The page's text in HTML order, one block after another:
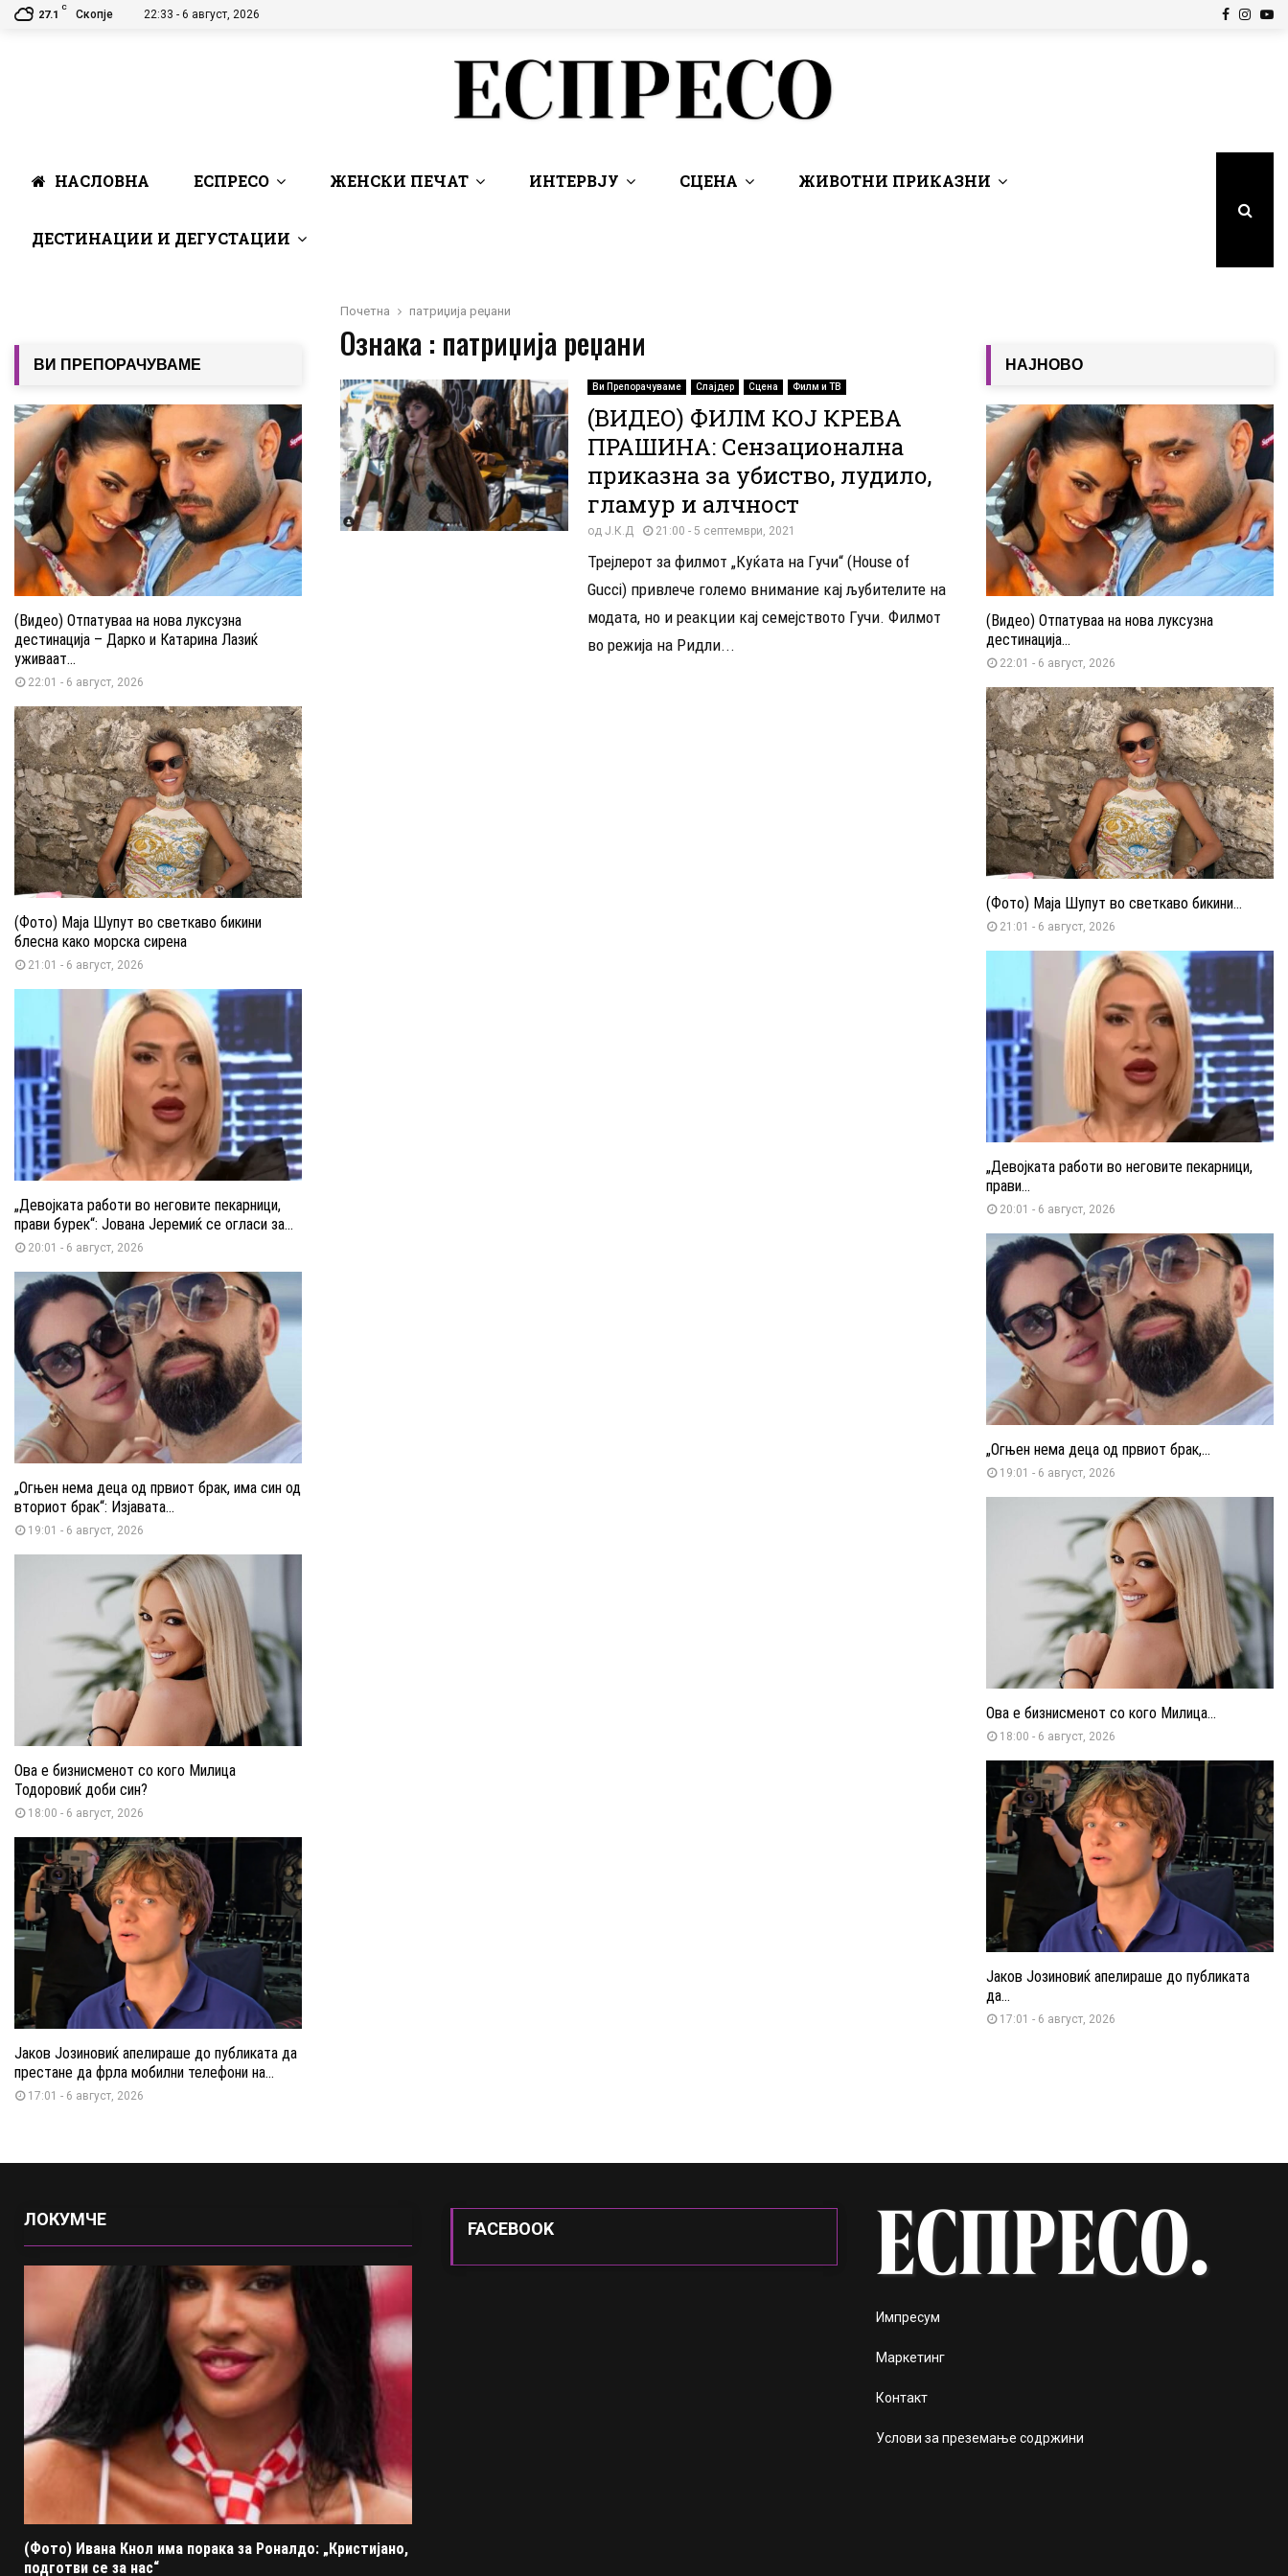
27.1
C
Скопје 22:33 - 6 август, 2026 Facebook
НАСЛОВНА ЕСПРЕСО ЖЕНСКИ ПЕЧАТ ИНТЕРВЈУ СЦЕНА ЖИВОТНИ ПРИКАЗНИ
ДЕСТИНАЦИИ И ДЕГУСТАЦИИ
Почетна патриџија реџани
Ознака : патриџија реџани
Ви Препорачуваме Слајдер Сцена Филм и ТВ
(ВИДЕО) ФИЛМ КОЈ КРЕВА
ПРАШИНА: Сензационална
приказна за убиство, лудило,
гламур и алчност
од Ј.К.Д 21:00 - 5 септември, 2021
Трејлерот за филмот „Куќата на Гучи“ (House of
Gucci) привлече големо внимание кај љубителите на
модата, но и реакции кај семејството Гучи. Филмот
во режија на Ридли...
ВИ ПРЕПОРАЧУВАМЕ
(Видео) Отпатуваа на нова луксузна
дестинација – Дарко и Катарина Лазиќ
уживаат...
22:01 - 6 август, 2026
(Фото) Маја Шупут во светкаво бикини
блесна како морска сирена
21:01 - 6 август, 2026
„Девојката работи во неговите пекарници,
прави бурек“: Јована Јеремиќ се огласи за...
20:01 - 6 август, 2026
„Огњен нема деца од првиот брак, има син од
вториот брак“: Изјавата...
19:01 - 6 август, 2026
Ова е бизнисменот со кого Милица
Тодоровиќ доби син?
18:00 - 6 август, 2026
Јаков Јозиновиќ апелираше до публиката да
престане да фрла мобилни телефони на...
17:01 - 6 август, 2026
НАЈНОВО
(Видео) Отпатуваа на нова луксузна
дестинација...
22:01 - 6 август, 2026
(Фото) Маја Шупут во светкаво бикини...
21:01 - 6 август, 2026
„Девојката работи во неговите пекарници,
прави...
20:01 - 6 август, 2026
„Огњен нема деца од првиот брак,...
19:01 - 6 август, 2026
Ова е бизнисменот со кого Милица...
18:00 - 6 август, 2026
Јаков Јозиновиќ апелираше до публиката
да...
17:01 - 6 август, 2026
ЛОКУМЧЕ
(Фото) Ивана Кнол има порака за Роналдо: „Кристијано,
подготви се за нас“
FACEBOOK
Импресум
Маркетинг
Контакт
Услови за преземање содржини